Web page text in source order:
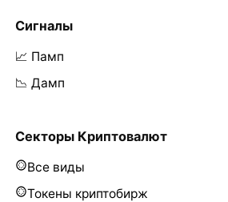
Сигналы
📈 Памп
📉 Дамп
Секторы Криптовалют
Все виды
Токены криптобирж